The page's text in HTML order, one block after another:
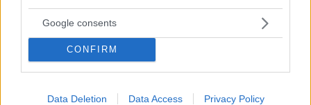
Google consents
CONFIRM
Data Deletion Data Access Privacy Policy
Τα φρούτα που επιλέγουν 4 ενδοκρινολόγοι για
καλύτερο έλεγχο του σακχάρου – Το ένα μειώνει
06.08.2026, 08:01